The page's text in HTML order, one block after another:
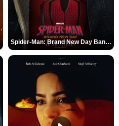
Spider-Man: Brand New Day Bande-annonce VO STFR